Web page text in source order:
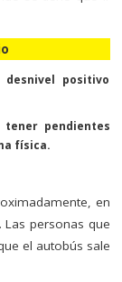
positivo
pendientes
física.
en
personas que
el autobús sale